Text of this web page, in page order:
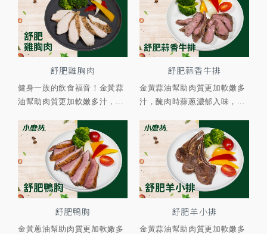
舒肥雞胸肉
健身一族的飲食福音！金黃蒜
油幫助肉質更加軟嫩多汁，...
舒肥蒜香牛排
金黃蒜油幫助肉質更加軟嫩多
汁，醃肉時蒜蔥濃郁入味，...
舒肥鴨胸
金黃蔥油幫助肉質更加軟嫩多
舒肥羊小排
金黃蒜油幫助肉質更加軟嫩多